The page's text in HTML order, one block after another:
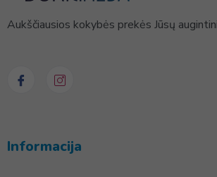
Aukščiausios kokybės prekės Jūsų
Informacija